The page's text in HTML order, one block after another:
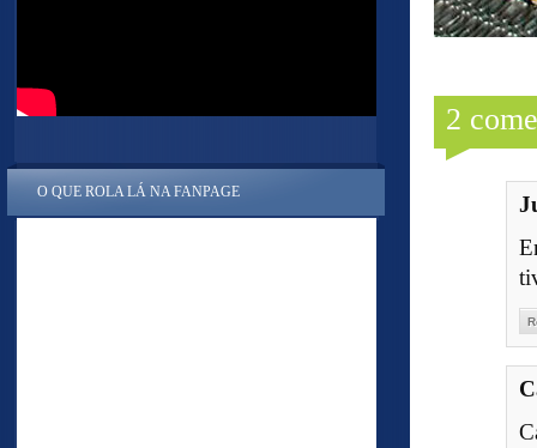
2
O QUE ROLA LÁ NA FANPAGE